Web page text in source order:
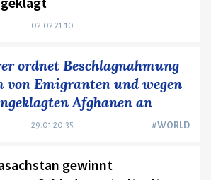
02.02 21:10
ordnet Beschlagnahmung
von Emigranten und wegen
Afghanen an
#WORLD
29.01 20:35
gewinnt